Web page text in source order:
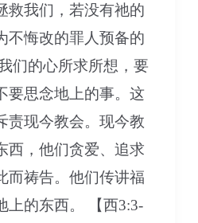
救我们，若没有祂的
不悔改的罪人预备的
们的心所求所想，要
要思念地上的事。这
责现今教会。现今教
西，他们贪爱、追求
而祷告。他们传讲福
上的东西。 【西3:3-